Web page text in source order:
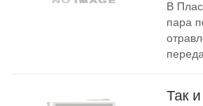
В
пара
Так